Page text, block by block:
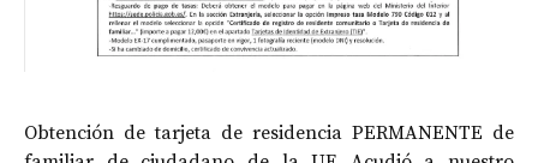
Obtención de tarjeta de residencia PERMANENTE de